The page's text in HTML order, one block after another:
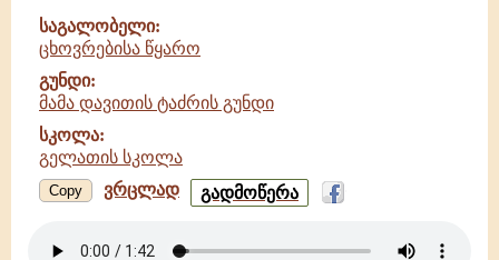
საგალობელი
საგალობელი:
ცხოვრებისა წყარო
გუნდი:
მამა დავითის ტაძრის გუნდი
სკოლა:
გელათის სკოლა
Copy ვრცლად ცხოვრებისა
წყარო
მამა
გადმოწერა